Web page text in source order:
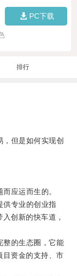
PC下载
排行
但是如何实现创
应运而生的。
专业的创业指
创新的快车道，
的生态圈，它能
目资金的支持、市